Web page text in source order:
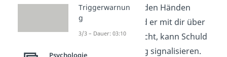
Jemand, der mit den Händen
zappelt, während er mit dir über
ein Problem spricht, kann Schuld
oder Vermeidung signalisieren.
Triggerwarnun
g
3/3 – Dauer: 03:10
Psychologie